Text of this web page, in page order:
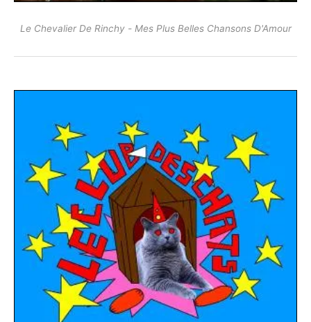
Le Chevalier De Rinchy - Mes Plus Belles Chansons D'Amour